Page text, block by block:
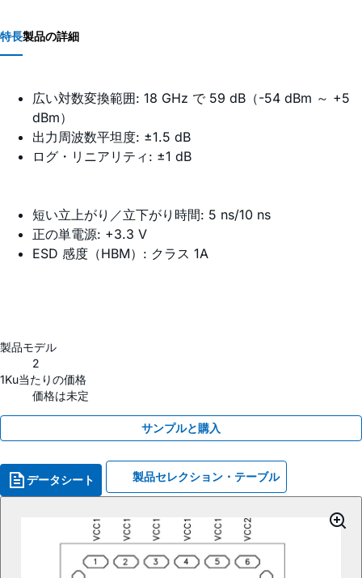
特長製品の詳細
広い対数変換範囲: 18 GHz で 59 dB（-54 dBm ～ +5
dBm）
出力周波数平坦度: ±1.5 dB
ログ・リニアリティ: ±1 dB
短い立上がり／立下がり時間: 5 ns/10 ns
正の単電源: +3.3 V
ESD 感度（HBM）: クラス 1A
製品モデル
2
1Ku当たりの価格
価格は未定
サンプルと購入
データシート 製品セレクション・テーブル